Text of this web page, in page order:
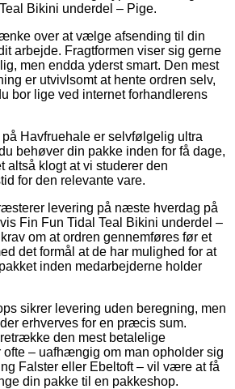
Bikini underdel – Pige.
over at vælge afsending til din
arbejde. Fragtformen viser sig gerne
men endda yderst smart. Den mest
er utvivlsomt at hente ordren selv,
bor lige ved internet forhandlerens
Havfruehale er selvfølgelig ultra
behøver din pakke inden for få dage,
altså klogt at vi studerer den
for den relevante vare.
levering på næste hverdag på
Fin Fun Tidal Teal Bikini underdel –
om at ordren gennemføres før et
det formål at de har mulighed for at
inden medarbejderne holder
sikrer levering uden beregning, men
erhverves for en præcis sum.
den mest betalelige
ofte – uafhængig om man opholder sig
Falster eller Ebeltoft – vil være at få
din pakke til en pakkeshop.